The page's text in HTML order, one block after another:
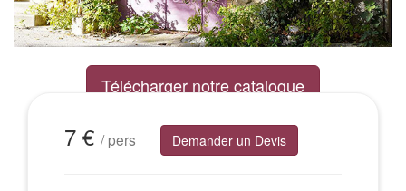
Télécharger notre catalogue
7 € / pers Demander un Devis